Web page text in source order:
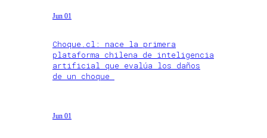
Jun 01
Choque.cl: nace la primera
plataforma chilena de inteligencia
artificial que evalúa los daños
de un choque
Jun 01